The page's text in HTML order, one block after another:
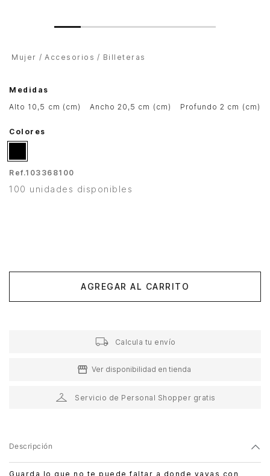
Mujer Accesorios Billeteras
Medidas
alto 10,5 cm (cm)
ancho 20,5 cm (cm) profundo 2 cm (cm)
Colores
Ref.103368100
100 unidades disponibles
AGREGAR AL CARRITO
Calcula tu envío
Ver disponibilidad en tienda
Servicio de Personal Shopper gratis
Descripción
Guarda lo que no te puede faltar a donde vayas con